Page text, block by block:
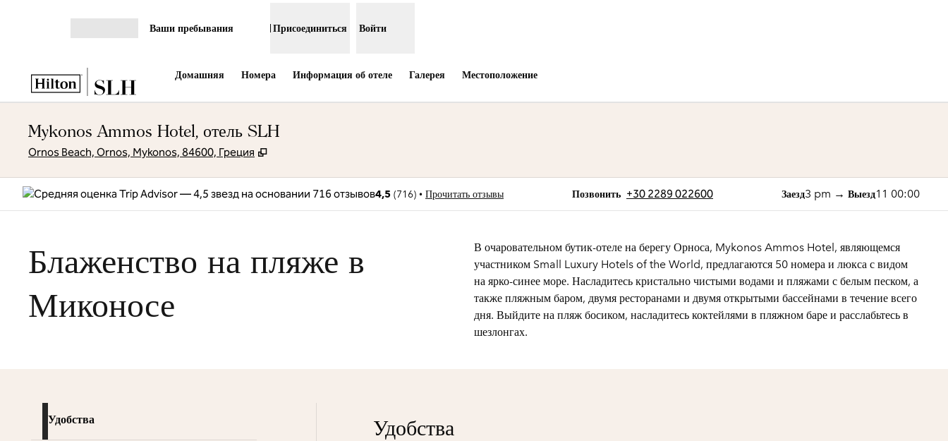
Ваши пребывания Присоединиться Войти
Домашняя Номера Информация об отеле Галерея Местоположение
Mykonos Ammos Hotel, отель SLH
Ornos Beach, Ornos, Mykonos, 84600, Греция ,
4,5 (716) • Прочитать отзывы Позвонить
Звонок +30 2289 022600 Заезд3 pm → Выезд11 00:00
Блаженство на пляже в
Миконосе
В очаровательном бутик-отеле на берегу Орноса, Mykonos Ammos Hotel, являющемся
участником Small Luxury Hotels of the World, предлагаются 50 номера и люкса с видом
на ярко-синее море. Насладитесь кристально чистыми водами и пляжами с белым песком, а
также пляжным баром, двумя ресторанами и двумя открытыми бассейнами в течение всего
дня. Выйдите на пляж босиком, насладитесь коктейлями в пляжном баре и расслабьтесь в
шезлонгах.
Удобства Удобства